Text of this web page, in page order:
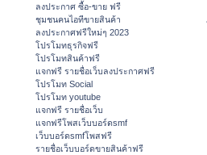
ลงประกาศ ซื้อ-ขาย ฟรี
ชุมชนคนไอทีขายสินค้า
ลงประกาศฟรีใหม่ๆ 2023
โปรโมทธุรกิจฟรี
โปรโมทสินค้าฟรี
แจกฟรี รายชื่อเว็บลงประกาศฟรี
โปรโมท Social
โปรโมท youtube
แจกฟรี รายชื่อเว็บ
แจกฟรีโพสเว็บบอร์ดsmf
เว็บบอร์ดsmfโพสฟรี
รายชื่อเว็บบอร์ดขายสินค้าฟรี